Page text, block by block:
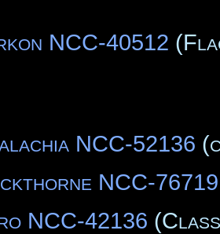
NCC-40512
NCC-52136
NCC-76719
NCC-42136